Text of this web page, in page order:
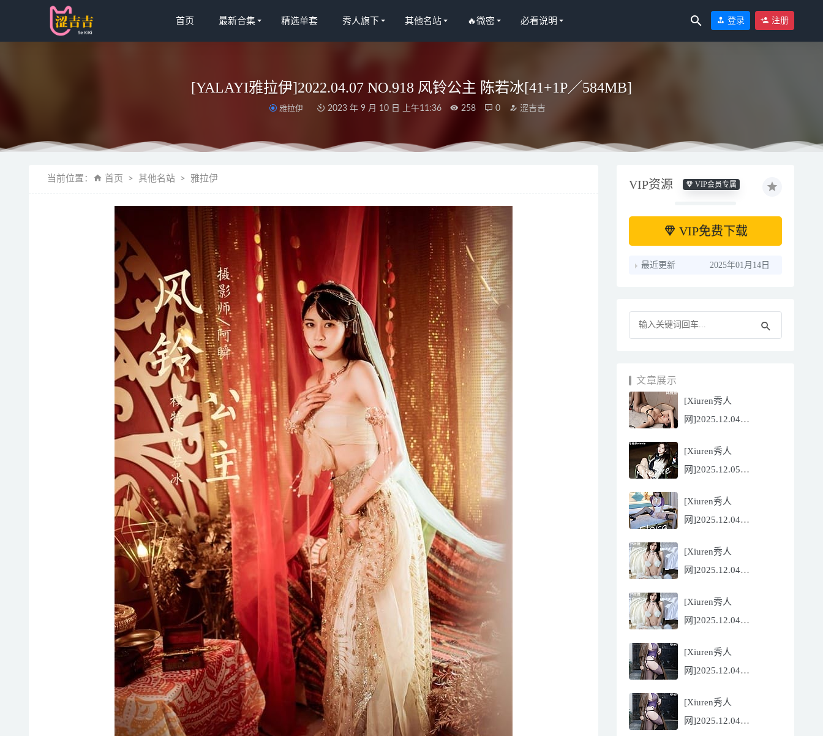
首页 最新合集 精选单套 秀人旗下 其他名站 🔥微密 必看说明 登录 注册
[YALAYI雅拉伊]2022.04.07 NO.918 风铃公主 陈若冰[41+1P／584MB]
雅拉伊 2023 年 9 月 10 日 上午11:36 258 0 涩吉吉
当前位置： 首页 其他名站 雅拉伊 VIP资源 VIP会员专属
VIP免费下载
最近更新 2025年01月14日
文章展示
[Xiuren秀人
网]2025.12.04
[81P/751.43MB]
[Xiuren秀人
网]2025.12.05
nienie[60P/642.39MB]
[Xiuren秀人
网]2025.12.04
Flora[81P/832.27MB]
[Xiuren秀人
网]2025.12.04
[56P/602.69MB]
[Xiuren秀人
网]2025.12.04
[56P/602.69MB]
[Xiuren秀人
网]2025.12.04
[71P/960.78MB]
[Xiuren秀人
网]2025.12.04
桜桃喵 – NO.117 暖暖02[71P/1.33GB] 2022-05-06
[微密圈]王馨瑶 – ?️沙发上的渔网诱惑➕黑色蕾丝**[19P-62MB] 2024-10-30
[爱尤物]2023 NO.2592 最好的事 娜尤子[35P／82MB] 2024-01-04